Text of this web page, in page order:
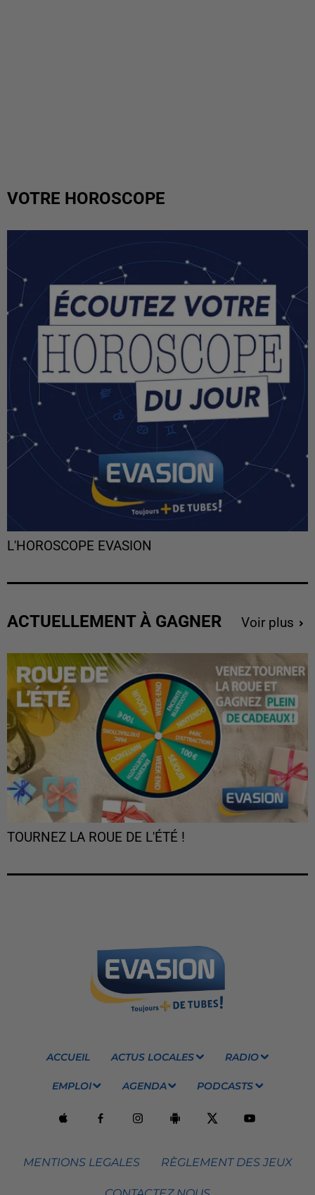
VOTRE HOROSCOPE
L'HOROSCOPE EVASION
ACTUELLEMENT À GAGNER Voir plus
TOURNEZ LA ROUE DE L'ÉTÉ !
ACCUEIL ACTUS LOCALES RADIO
EMPLOI AGENDA PODCASTS
MENTIONS LEGALES RÈGLEMENT DES JEUX